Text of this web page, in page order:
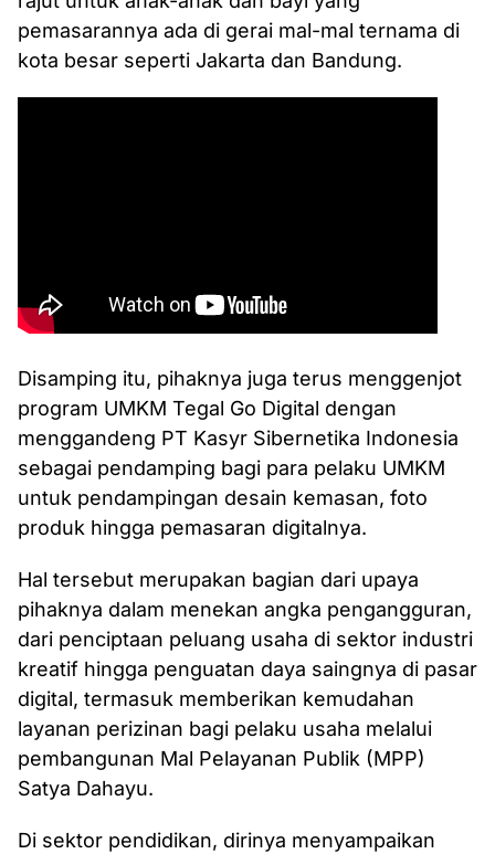
pemasarannya ada di gerai mal-mal ternama di
kota besar seperti Jakarta dan Bandung.
Disamping itu, pihaknya juga terus menggenjot
program UMKM Tegal Go Digital dengan
menggandeng PT Kasyr Sibernetika Indonesia
sebagai pendamping bagi para pelaku UMKM
untuk pendampingan desain kemasan, foto
produk hingga pemasaran digitalnya.
Hal tersebut merupakan bagian dari upaya
pihaknya dalam menekan angka pengangguran,
dari penciptaan peluang usaha di sektor industri
kreatif hingga penguatan daya saingnya di pasar
digital, termasuk memberikan kemudahan
layanan perizinan bagi pelaku usaha melalui
pembangunan Mal Pelayanan Publik (MPP)
Satya Dahayu.
Di sektor pendidikan, dirinya menyampaikan